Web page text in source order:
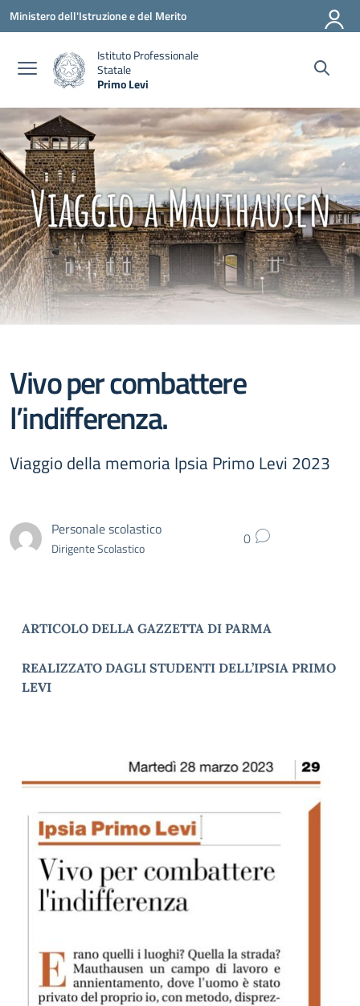
Vai ai contenuti
Vai al menu di navigazione
Vai al footer
Ministero dell'Istruzione e del Merito
Istituto Professionale
Statale
Primo Levi
Vivo per combattere
l’indifferenza.
Viaggio della memoria Ipsia Primo Levi 2023
Personale scolastico
Dirigente Scolastico 0
ARTICOLO DELLA GAZZETTA DI PARMA
REALIZZATO DAGLI STUDENTI DELL’IPSIA PRIMO
LEVI